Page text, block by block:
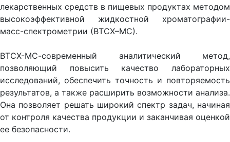
лекарственных средств в пищевых продуктах методом
высокоэффективной жидкостной хроматографии-
масс-спектрометрии (ВТСХ–МС).
ВТСХ-МС-современный аналитический метод,
позволяющий повысить качество лабораторных
исследований, обеспечить точность и повторяемость
результатов, а также расширить возможности анализа.
Она позволяет решать широкий спектр задач, начиная
от контроля качества продукции и заканчивая оценкой
ее безопасности.